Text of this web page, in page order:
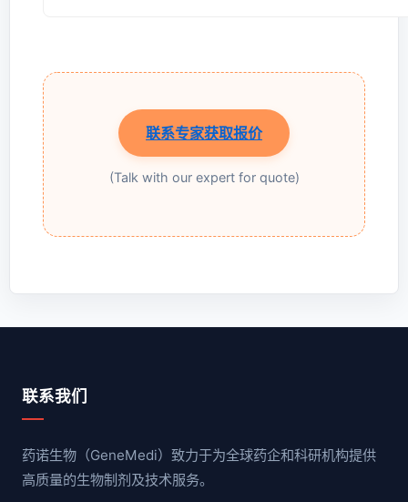
联系专家获取报价
(Talk with our expert for quote)
联系我们
药诺生物（GeneMedi）致力于为全球药企和科研机构提供
高质量的生物制剂及技术服务。